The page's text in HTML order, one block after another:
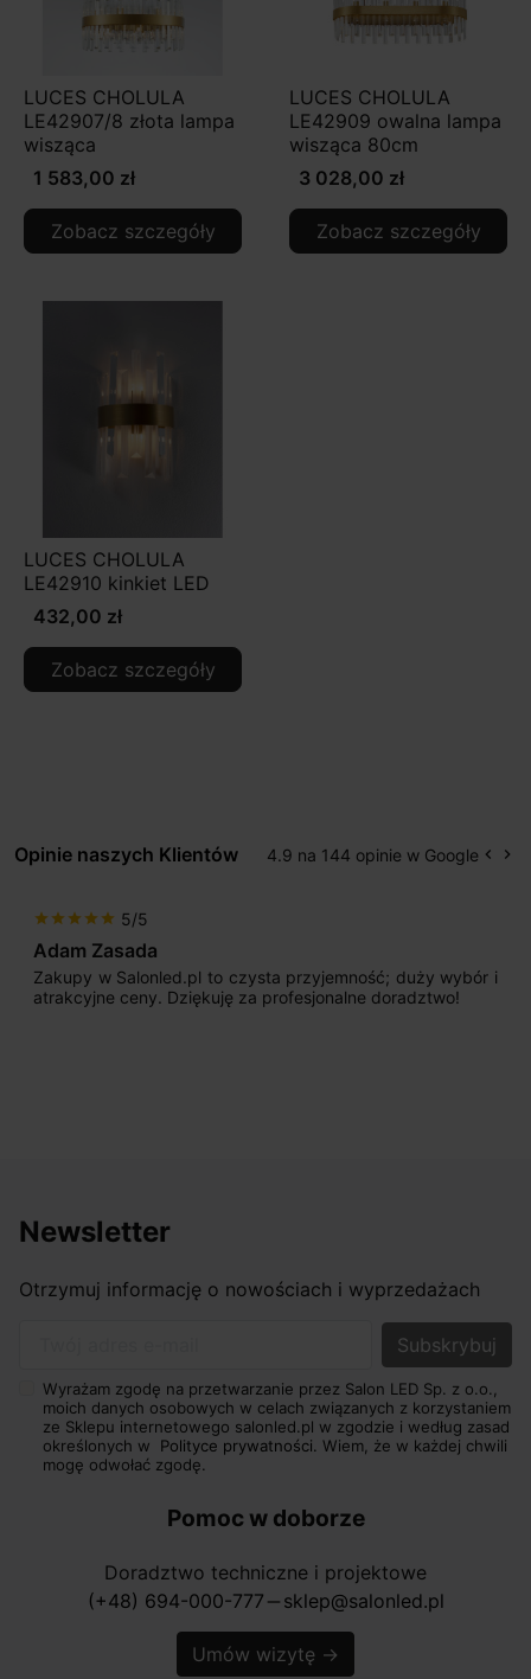
LUCES CHOLULA
LE42907/8 złota lampa
wisząca
1 583,00 zł
Zobacz szczegóły
LUCES CHOLULA
LE42909 owalna lampa
wisząca 80cm
3 028,00 zł
Zobacz szczegóły
LUCES CHOLULA
LE42910 kinkiet LED
432,00 zł
Zobacz szczegóły
Opinie naszych Klientów 4.9 na 144 opinie w Google keyboard_arrow_left keyboard_arrow_right
star star star star star 5/5
Adam Zasada
Zakupy w Salonled.pl to czysta przyjemność; duży wybór i
atrakcyjne ceny. Dziękuję za profesjonalne doradztwo!
Newsletter
Otrzymuj informację o nowościach i wyprzedażach
Wyrażam zgodę na przetwarzanie przez Salon LED Sp. z o.o.,
moich danych osobowych w celach związanych z korzystaniem
ze Sklepu internetowego salonled.pl w zgodzie i według zasad
określonych w Polityce prywatności. Wiem, że w każdej chwili
mogę odwołać zgodę.
Pomoc w doborze
Doradztwo techniczne i projektowe
(+48) 694-000-777 horizontal_rule sklep@salonled.pl
Umów wizytę →